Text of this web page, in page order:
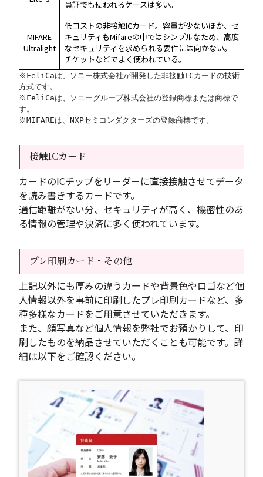
員証でも使われるケースは多い。
MIFARE
Ultralight
低コストの非接触ICカード。容量が少ないほか、セ
キュリティもMifareの中ではシンプルなため、高度
なセキュリティを求められる要件には向かない。
チケットなどでよく使われている。
※FeliCaは、ソニー株式会社が開発した非接触ICカードの技術
方式です。
※FeliCaは、ソニーグループ株式会社の登録商標または商標で
す。
※MIFAREは、NXPセミコンダクターズの登録商標です。
接触ICカード
カードのICチップをリーダーに直接接触させてデータ
を読み書きするカードです。
通信距離がない分、セキュリティが高く、機密性のあ
る情報の管理や決済に多く使われています。
プレ印刷カード・その他
上記以外にも厚みの違うカードや背景色やロゴなど個
人情報以外を事前に印刷したプレ印刷カードなど、多
種多様なカードをご用意させていただきます。
また、顔写真など個人情報を弊社でお預かりして、印
刷したものを納品させていただくことも可能です。詳
細は以下をご確認ください。